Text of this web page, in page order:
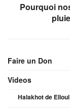
Pourquoi
Faire un Don
Videos
Halakhot de